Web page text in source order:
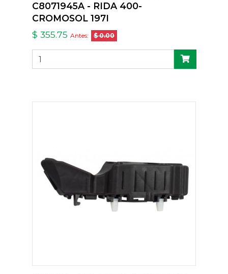
C8071945A - RIDA 400-
CROMOSOL 197I
$ 355.75 Antes: $ 0.00